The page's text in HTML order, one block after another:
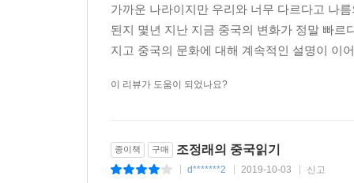
가까운 나라이지만 우리와 너무 다르다고 나
된지 몇년 지난 지금 중국의 변화가 정말 빠
지고 중국의 문화에 대해 계속적인 설명이 이
이 리뷰가 도움이 되었나요?
종이책 구매 조정래의 중국읽기
d*******2 2019-10-03 신고